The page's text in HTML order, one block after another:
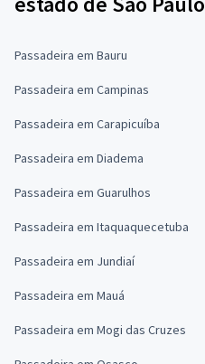
Passadeira em Bauru
Passadeira em Campinas
Passadeira em Carapicuíba
Passadeira em Diadema
Passadeira em Guarulhos
Passadeira em Itaquaquecetuba
Passadeira em Jundiaí
Passadeira em Mauá
Passadeira em Mogi das Cruzes